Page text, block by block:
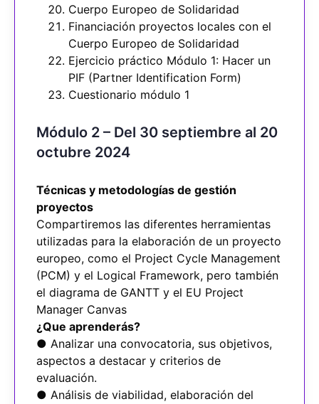
Cuerpo Europeo de Solidaridad
Financiación proyectos locales con el
Cuerpo Europeo de Solidaridad
Ejercicio práctico Módulo 1: Hacer un
PIF (Partner Identification Form)
Cuestionario módulo 1
Módulo 2 – Del 30 septiembre al 20
octubre 2024
Técnicas y metodologías de gestión
proyectos
Compartiremos las diferentes herramientas
utilizadas para la elaboración de un proyecto
europeo, como el Project Cycle Management
(PCM) y el Logical Framework, pero también
el diagrama de GANTT y el EU Project
Manager Canvas
¿Que aprenderás?
● Analizar una convocatoria, sus objetivos,
aspectos a destacar y criterios de
evaluación.
● Análisis de viabilidad, elaboración del